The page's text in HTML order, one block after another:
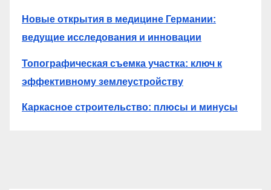
Новые открытия в медицине Германии:
ведущие исследования и инновации
Топографическая съемка участка: ключ к
эффективному землеустройству
Каркасное строительство: плюсы и минусы